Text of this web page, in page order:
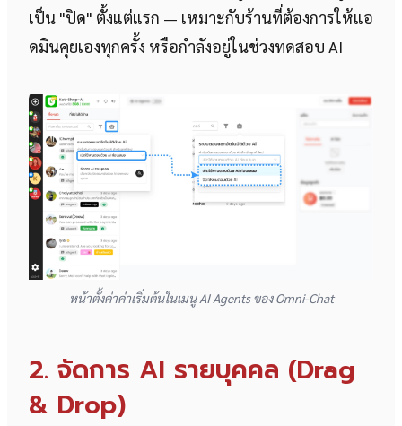
เป็น "ปิด" ตั้งแต่แรก — เหมาะกับร้านที่ต้องการให้แอ
ดมินคุยเองทุกครั้ง หรือกำลังอยู่ในช่วงทดสอบ AI
หน้าตั้งค่าค่าเริ่มต้นในเมนู AI Agents ของ Omni-Chat
2. จัดการ AI รายบุคคล (Drag
& Drop)